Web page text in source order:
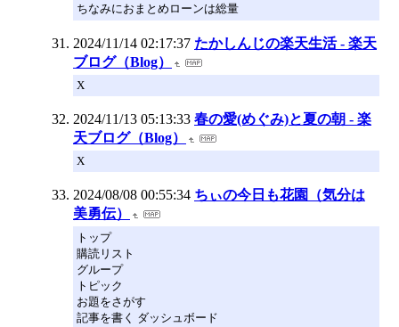
ちなみにおまとめローンは総量
2024/11/14 02:17:37 たかしんじの楽天生活 - 楽天
ブログ（Blog）
X
2024/11/13 05:13:33 春の愛(めぐみ)と夏の朝 - 楽
天ブログ（Blog）
X
2024/08/08 00:55:34 ちぃの今日も花園（気分は
美勇伝）
トップ
購読リスト
グループ
トピック
お題をさがす
記事を書く ダッシュボード